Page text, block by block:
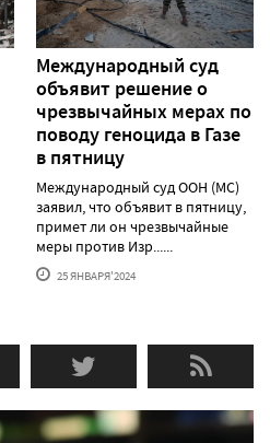
Международный суд
объявит решение о
чрезвычайных мерах по
поводу геноцида в Газе
в пятницу
Международный суд ООН (МС)
заявил, что объявит в пятницу,
примет ли он чрезвычайные
меры против Изр......
25 ЯНВАРЯ'2024